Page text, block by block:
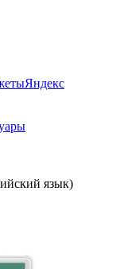
Яндекс
язык)